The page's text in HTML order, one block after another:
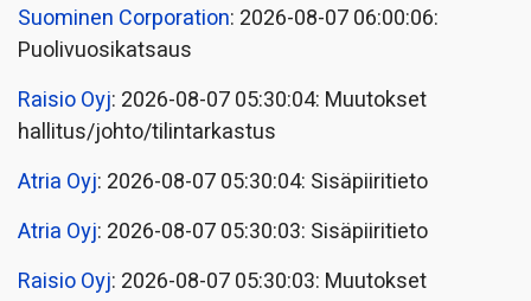
Suominen Corporation: 2026-08-07 06:00:06:
Puolivuosikatsaus
Raisio Oyj: 2026-08-07 05:30:04: Muutokset
hallitus/johto/tilintarkastus
Atria Oyj: 2026-08-07 05:30:04: Sisäpiiritieto
Atria Oyj: 2026-08-07 05:30:03: Sisäpiiritieto
Raisio Oyj: 2026-08-07 05:30:03: Muutokset